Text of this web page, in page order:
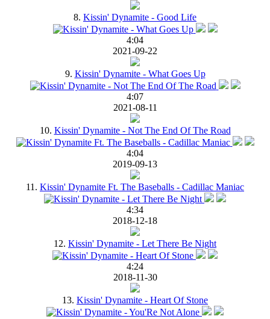
8. Kissin' Dynamite - Good Life
4:04
2021-09-22
9. Kissin' Dynamite - What Goes Up
4:07
2021-08-11
10. Kissin' Dynamite - Not The End Of The Road
4:04
2019-09-13
11. Kissin' Dynamite Ft. The Baseballs - Cadillac Maniac
4:34
2018-12-18
12. Kissin' Dynamite - Let There Be Night
4:24
2018-11-30
13. Kissin' Dynamite - Heart Of Stone